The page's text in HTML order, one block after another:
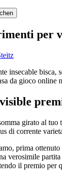
per
insecable
da gioco online
girato al
di corrente
prima
verosimile
il premio per